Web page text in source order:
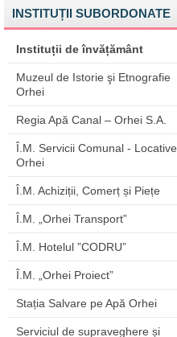
INSTITUȚII SUBORDONATE
Instituții de învățământ
Muzeul de Istorie şi Etnografie
Orhei
Regia Apă Canal – Orhei S.A.
Î.M. Servicii Comunal - Locative
Orhei
Î.M. Achiziții, Comerț și Piețe
Î.M. „Orhei Transport”
Î.M. Hotelul ”CODRU”
Î.M. „Orhei Proiect”
Stația Salvare pe Apă Orhei
Serviciul de supraveghere și